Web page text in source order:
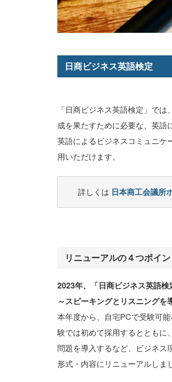
日商ビジネス英語検定
「日商ビジネス英語検定」で
成を果たすために必要な、英語
英語によるビジネスコミュニケ
用いただけます。
詳しくは 日本商工会議所
リニューアルの４つポイン
2023年、「日商ビジネス英語検
～スピーキングとリスニングを
本年度から、自宅PCで受験可
験では初めて採用するとともに
問題を導入するなど、ビジネス
形式・内容にリニューアルしま